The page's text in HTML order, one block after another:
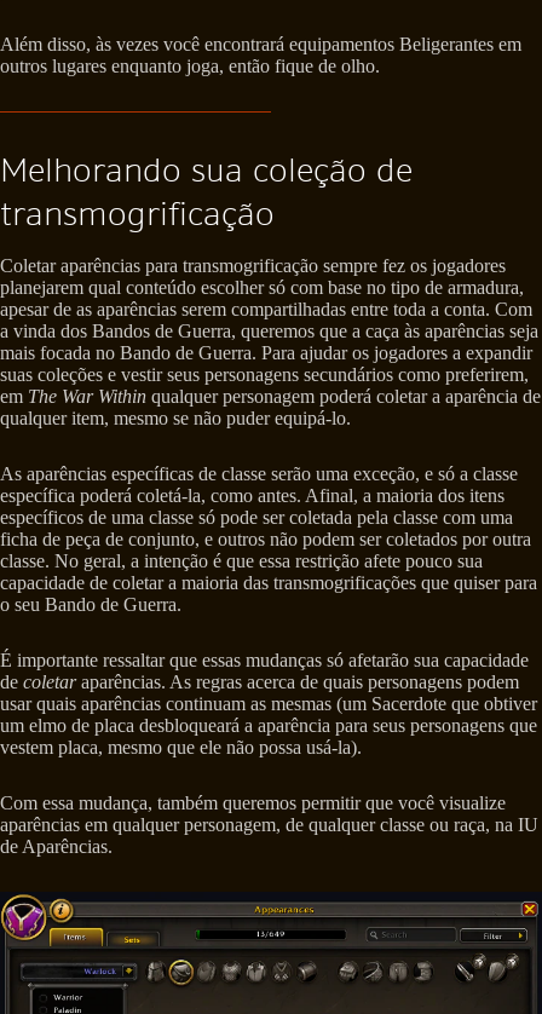
Além disso, às vezes você encontrará equipamentos Beligerantes em
outros lugares enquanto joga, então fique de olho.
Melhorando sua coleção de
transmogrificação
Coletar aparências para transmogrificação sempre fez os jogadores
planejarem qual conteúdo escolher só com base no tipo de armadura,
apesar de as aparências serem compartilhadas entre toda a conta. Com
a vinda dos Bandos de Guerra, queremos que a caça às aparências seja
mais focada no Bando de Guerra. Para ajudar os jogadores a expandir
suas coleções e vestir seus personagens secundários como preferirem,
em The War Within qualquer personagem poderá coletar a aparência de
qualquer item, mesmo se não puder equipá-lo.
As aparências específicas de classe serão uma exceção, e só a classe
específica poderá coletá-la, como antes. Afinal, a maioria dos itens
específicos de uma classe só pode ser coletada pela classe com uma
ficha de peça de conjunto, e outros não podem ser coletados por outra
classe. No geral, a intenção é que essa restrição afete pouco sua
capacidade de coletar a maioria das transmogrificações que quiser para
o seu Bando de Guerra.
É importante ressaltar que essas mudanças só afetarão sua capacidade
de coletaraparências. As regras acerca de quais personagens podem
usar quais aparências continuam as mesmas (um Sacerdote que obtiver
um elmo de placa desbloqueará a aparência para seus personagens que
vestem placa, mesmo que ele não possa usá-la).
Com essa mudança, também queremos permitir que você visualize
aparências em qualquer personagem, de qualquer classe ou raça, na IU
de Aparências.